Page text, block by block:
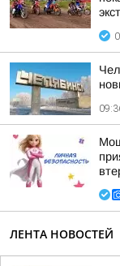
ЛЕНТА НОВОСТЕЙ